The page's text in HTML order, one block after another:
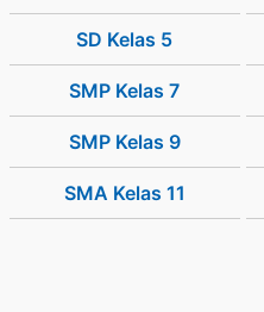
SD Kelas 5
SMP Kelas 7
SMP Kelas 9
SMA Kelas 11